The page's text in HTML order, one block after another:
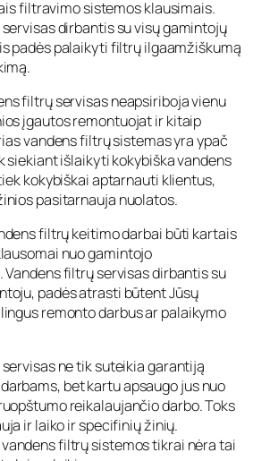
filtravimo sistemos klausimais.
dirbantis su visų gamintojų
padės palaikyti filtrų ilgaamžiškumą
filtrų servisas neapsiriboja vienu
įgautos remontuojat ir kitaip
vandens filtrų sistemas yra ypač
siekiant išlaikyti kokybiška vandens
kokybiškai aptarnauti klientus,
pasitarnauja nuolatos.
filtrų keitimo darbai būti kartais
nuo gamintojo
filtrų servisas dirbantis su
padės atrasti būtent Jūsų
remonto darbus ar palaikymo
ne tik suteikia garantiją
bet kartu apsaugo jus nuo
reikalaujančio darbo. Toks
ir laiko ir specifinių žinių.
filtrų sistemos tikrai nėra tai